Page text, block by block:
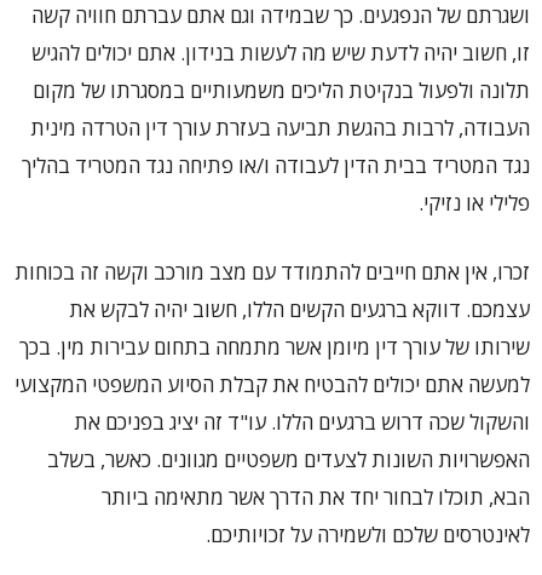
ושגרתם של הנפגעים. כך שבמידה וגם אתם עברתם חוויה קשה
זו, חשוב יהיה לדעת שיש מה לעשות בנידון. אתם יכולים להגיש
תלונה ולפעול בנקיטת הליכים משמעותיים במסגרתו של מקום
העבודה, לרבות בהגשת תביעה בעזרת עורך דין הטרדה מינית
נגד המטריד בבית הדין לעבודה ו/או פתיחה נגד המטריד בהליך
פלילי או נזיקי.
זכרו, אין אתם חייבים להתמודד עם מצב מורכב וקשה זה בכוחות
עצמכם. דווקא ברגעים הקשים הללו, חשוב יהיה לבקש את
שירותו של עורך דין מיומן אשר מתמחה בתחום עבירות מין. בכך
למעשה אתם יכולים להבטיח את קבלת הסיוע המשפטי המקצועי
והשקול שכה דרוש ברגעים הללו. עו"ד זה יציג בפניכם את
האפשרויות השונות לצעדים משפטיים מגוונים. כאשר, בשלב
הבא, תוכלו לבחור יחד את הדרך אשר מתאימה ביותר
לאינטרסים שלכם ולשמירה על זכויותיכם.